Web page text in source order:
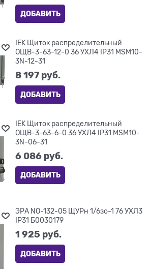
ДОБАВИТЬ
IEK Щиток распределительный
ОЩВ-3-63-12-0 36 УХЛ4 IP31 MSM10-
3N-12-31
8 197 руб.
ДОБАВИТЬ
IEK Щиток распределительный
ОЩВ-3-63-6-0 36 УХЛ4 IP31 MSM10-
3N-06-31
6 086 руб.
ДОБАВИТЬ
ЭРА NO-132-05 ЩУРн 1/6зо-1 76 УХЛ3
IP31 Б0030179
1 925 руб.
ДОБАВИТЬ